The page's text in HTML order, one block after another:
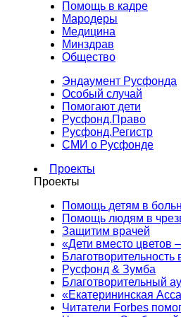
Помощь в кадре
Мародеры
Медицина
Минздрав
Общество
Эндаумент Русфонда
Особый случай
Помогают дети
Русфонд.Право
Русфонд.Регистр
СМИ о Русфонде
Проекты
Проекты
Помощь детям в
Помощь людям в
Защитим врачей
«Дети вместо цветов
Русфонд & Зумба
Благотворительный
«Екатерининская
Читатели Forbes